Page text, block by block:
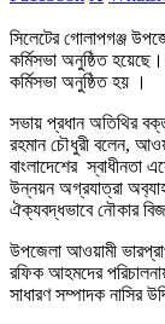
সিলেটের গোলাপগঞ্জ
কর্মিসভা অনুষ্ঠিত
কর্মিসভা অনুষ্ঠিত হয় ।
সভায় প্রধান অতিথির
রহমান চৌধুরী বলেন,
বাংলাদেশের স্বাধীনতা
উন্নয়ন অগ্রযাত্রা
ঐক্যবদ্ধভাবে নৌকার
উপজেলা আওয়ামী
রফিক আহমদের
সাধারণ সম্পাদক নাসির